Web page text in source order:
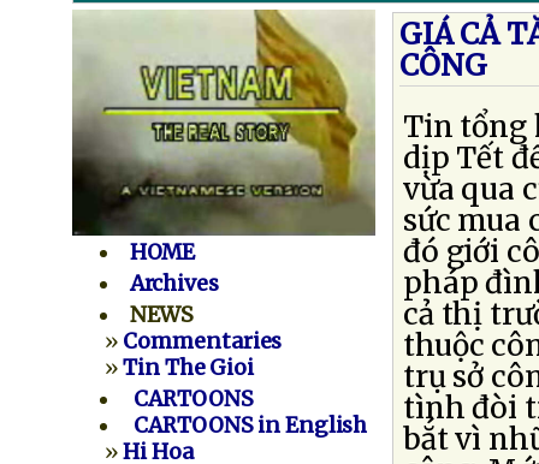
HOME
Archives
NEWS
» Commentaries
»Tin The Gioi
CARTOONS
CARTOONS in English
»Hi Hoa
GIÁ CẢ
CÔNG
Tin tổng
dịp Tết
vừa qua
sức mua
đó giới
pháp
cả thị
thuộc
trụ sở
tình đòi
bắt vì